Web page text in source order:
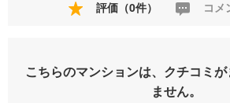
評価（0件） コメ
こちらのマンションは、クチコミ
ません。